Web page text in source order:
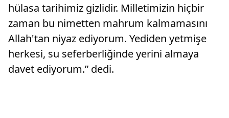
hülasa tarihimiz gizlidir. Milletimizin hiçbir
zaman bu nimetten mahrum kalmamasını
Allah'tan niyaz ediyorum. Yediden yetmişe
herkesi, su seferberliğinde yerini almaya
davet ediyorum.” dedi.